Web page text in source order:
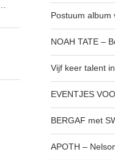
Postuum album
NOAH TATE –
Vijf keer talent
EVENTJES
BERGAF met
APOTH –